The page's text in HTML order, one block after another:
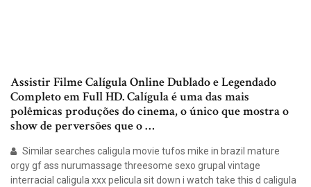
Assistir Filme Calígula Online Dublado e Legendado
Completo em Full HD. Calígula é uma das mais
polêmicas produções do cinema, o único que mostra o
show de perversões que o …
Similar searches caligula movie tufos mike in brazil mature
orgy gf ass nurumassage threesome sexo grupal vintage
interracial caligula xxx pelicula sit down i watch take this d caligula